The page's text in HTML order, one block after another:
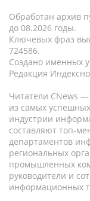
Обработан архив
до 08.2026 годы.
Ключевых фраз
724586.
Создано именных
Редакция
Читатели CNews —
из самых
индустрии
составляют топ-
департаментов
региональных
промышленных
руководители и
информационных